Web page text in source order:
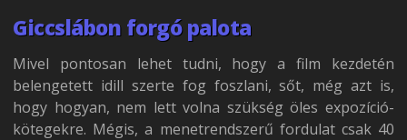
Giccslábon forgó palota
Mivel pontosan lehet tudni, hogy a film kezdetén
belengetett idill szerte fog foszlani, sőt, még azt is,
hogy hogyan, nem lett volna szükség öles expozíció-
kötegekre. Mégis, a menetrendszerű fordulat csak 40